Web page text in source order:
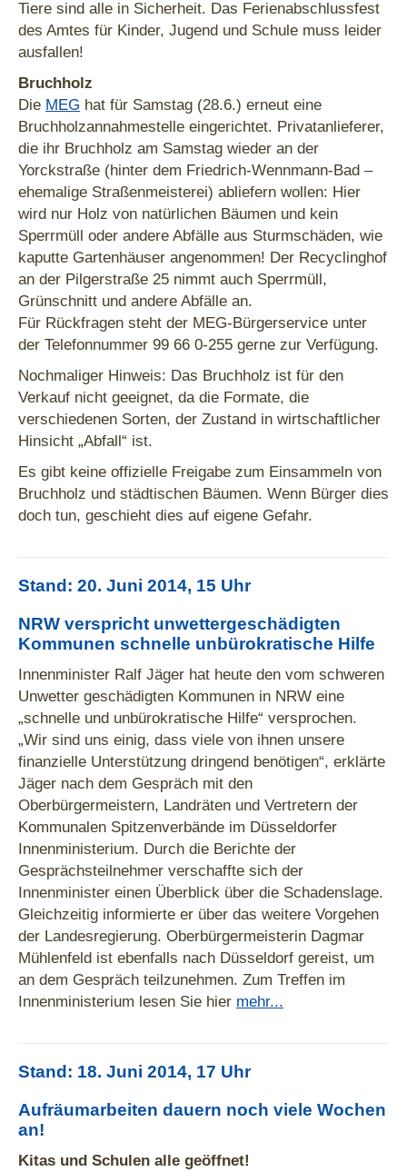
Tiere sind alle in Sicherheit. Das Ferienabschlussfest
des Amtes für Kinder, Jugend und Schule muss leider
ausfallen!
Bruchholz
Die MEG hat für Samstag (28.6.) erneut eine
Bruchholzannahmestelle eingerichtet. Privatanlieferer,
die ihr Bruchholz am Samstag wieder an der
Yorckstraße (hinter dem Friedrich-Wennmann-Bad –
ehemalige Straßenmeisterei) abliefern wollen: Hier
wird nur Holz von natürlichen Bäumen und kein
Sperrmüll oder andere Abfälle aus Sturmschäden, wie
kaputte Gartenhäuser angenommen! Der Recyclinghof
an der Pilgerstraße 25 nimmt auch Sperrmüll,
Grünschnitt und andere Abfälle an.
Für Rückfragen steht der MEG-Bürgerservice unter
der Telefonnummer 99 66 0-255 gerne zur Verfügung.
Nochmaliger Hinweis: Das Bruchholz ist für den
Verkauf nicht geeignet, da die Formate, die
verschiedenen Sorten, der Zustand in wirtschaftlicher
Hinsicht „Abfall“ ist.
Es gibt keine offizielle Freigabe zum Einsammeln von
Bruchholz und städtischen Bäumen. Wenn Bürger dies
doch tun, geschieht dies auf eigene Gefahr.
Stand: 20. Juni 2014, 15 Uhr
NRW verspricht unwettergeschädigten
Kommunen schnelle unbürokratische Hilfe
Innenminister Ralf Jäger hat heute den vom schweren
Unwetter geschädigten Kommunen in NRW eine
„schnelle und unbürokratische Hilfe“ versprochen.
„Wir sind uns einig, dass viele von ihnen unsere
finanzielle Unterstützung dringend benötigen“, erklärte
Jäger nach dem Gespräch mit den
Oberbürgermeistern, Landräten und Vertretern der
Kommunalen Spitzenverbände im Düsseldorfer
Innenministerium. Durch die Berichte der
Gesprächsteilnehmer verschaffte sich der
Innenminister einen Überblick über die Schadenslage.
Gleichzeitig informierte er über das weitere Vorgehen
der Landesregierung. Oberbürgermeisterin Dagmar
Mühlenfeld ist ebenfalls nach Düsseldorf gereist, um
an dem Gespräch teilzunehmen. Zum Treffen im
Innenministerium lesen Sie hier mehr...
Stand: 18. Juni 2014, 17 Uhr
Aufräumarbeiten dauern noch viele Wochen
an!
Kitas und Schulen alle geöffnet!